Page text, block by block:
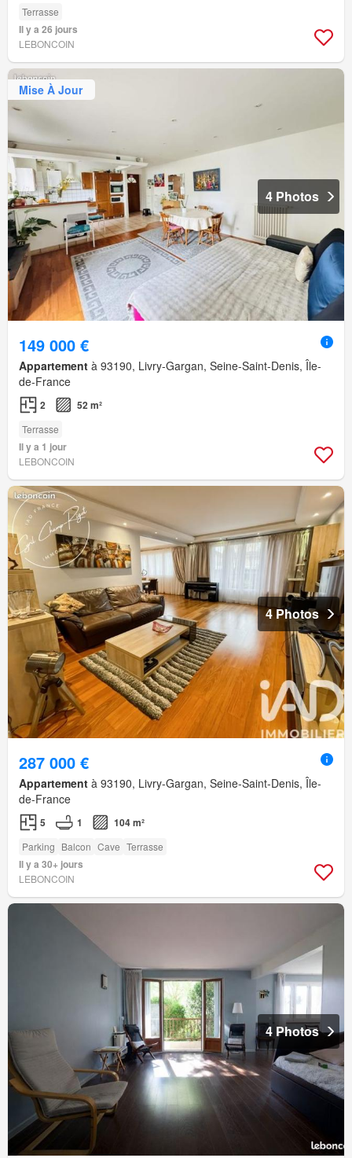
Terrasse
Il y a 26 jours
LEBONCOIN
Mise À Jour
4 Photos
149 000 €
Appartement à 93190, Livry-Gargan, Seine-Saint-Denis, Île-
de-France
2 52 m²
Terrasse
Il y a 1 jour
LEBONCOIN
4 Photos
287 000 €
Appartement à 93190, Livry-Gargan, Seine-Saint-Denis, Île-
de-France
5 1 104 m²
Parking Balcon Cave Terrasse
Il y a 30+ jours
LEBONCOIN
4 Photos